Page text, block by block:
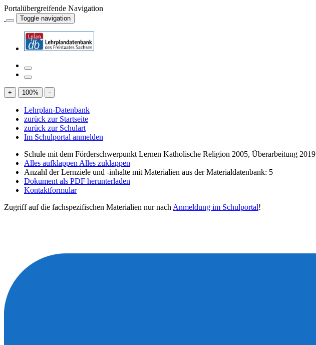
Portalübergreifende Navigation
Toggle navigation
+ 100% -
Lehrplan-Datenbank
zurück zur Startseite
zurück zur Schulart
Im Schulportal anmelden
Schule mit dem Förderschwerpunkt Lernen Katholische Religion 2005, Überarbeitung 2019
Alles aufklappen Alles zuklappen
Anzahl der Lernziele und -inhalte mit Materialien aus der Materialdatenbank: 5
Dokument als PDF herunterladen
Kontaktformular
Zugriff auf die fachspezifischen Materialien nur nach Anmeldung im Schulportal!